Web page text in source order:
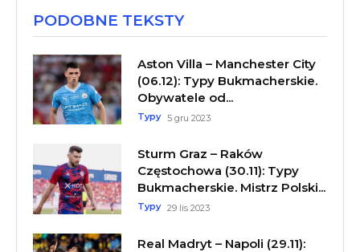
PODOBNE TEKSTY
Aston Villa – Manchester City
(06.12): Typy Bukmacherskie.
Obywatele od...
Typy 5 gru 2023
Sturm Graz – Raków
Częstochowa (30.11): Typy
Bukmacherskie. Mistrz Polski...
Typy 29 lis 2023
Real Madryt – Napoli (29.11):